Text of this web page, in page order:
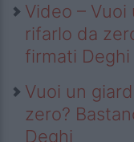
Video –
rifarlo da
firmati Deghi
Vuoi un
zero?
Deghi